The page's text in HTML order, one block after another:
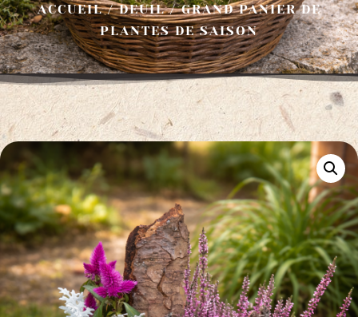
ACCUEIL/DEUIL/ GRAND PANIER DE
PLANTES DE SAISON